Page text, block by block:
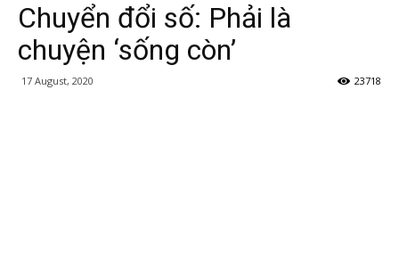
Chuyển đổi số: Phải là
chuyện ‘sống còn’
17 August, 2020 23718